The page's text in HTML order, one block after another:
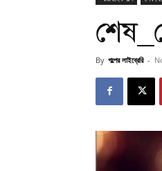
By গল্পের লাইব্রেরি -